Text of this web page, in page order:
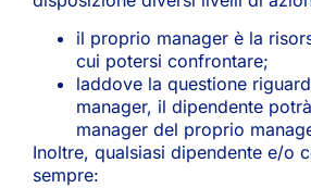
il proprio manager è la
cui potersi confrontare;
laddove la questione
manager, il dipendente
manager del proprio
Inoltre, qualsiasi dipendente e/o
sempre: